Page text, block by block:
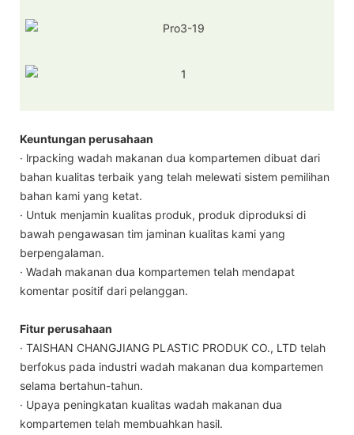
Keuntungan perusahaan
· lrpacking wadah makanan dua kompartemen dibuat dari
bahan kualitas terbaik yang telah melewati sistem pemilihan
bahan kami yang ketat.
· Untuk menjamin kualitas produk, produk diproduksi di
bawah pengawasan tim jaminan kualitas kami yang
berpengalaman.
· Wadah makanan dua kompartemen telah mendapat
komentar positif dari pelanggan.
Fitur perusahaan
· TAISHAN CHANGJIANG PLASTIC PRODUK CO., LTD telah
berfokus pada industri wadah makanan dua kompartemen
selama bertahun-tahun.
· Upaya peningkatan kualitas wadah makanan dua
kompartemen telah membuahkan hasil.